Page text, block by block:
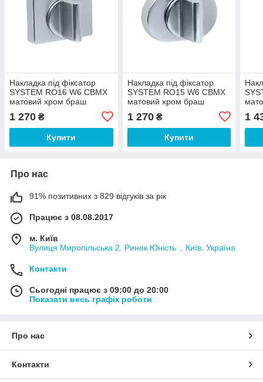
Накладка під фіксатор
SYSTEM RO16 W6 CBMX
матовий хром браш
1 270 ₴
Купити
Накладка під фіксатор
SYSTEM RO15 W6 CBMX
матовий хром браш
1 270₴
Купити
1
Про нас
91% позитивних з 829 відгуків за рік
Працює з 08.08.2017
м. Київ
Вулиця Миропільська 2. Ринок Юність ., Київ, Україна
Контакти
Сьогодні працює з 09:00 до 20:00
Показати весь графік роботи
Про нас
Контакти